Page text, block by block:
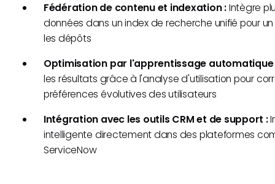
Fédération de contenu et indexation :Intègre
données dans un index de recherche unifié pour
les dépôts
Optimisation par l'apprentissage automatique
les résultats grâce à l'analyse d'utilisation pour
préférences évolutives des utilisateurs
Intégration avec les outils CRM et de support :
intelligente directement dans des plateformes
ServiceNow